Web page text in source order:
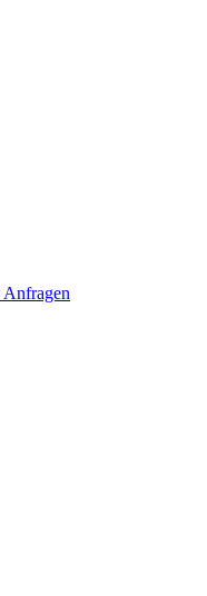
Anfragen